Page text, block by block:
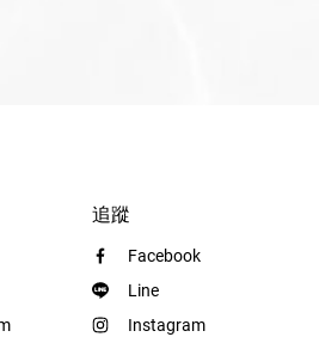
追蹤
Facebook
Line
Instagram